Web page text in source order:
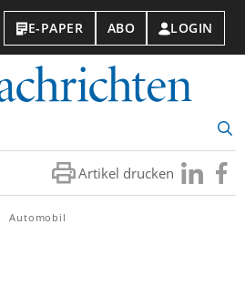
E-PAPER ABO LOGIN
Artikel drucken Besuchen
Sie
Sie
Automobil